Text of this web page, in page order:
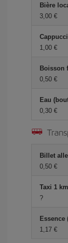
Bière
3,00 €
1,00 €
Boisson
0,50 €
Eau
0,30 €
Billet
0,50 €
Taxi 1
?
Essence
1,17 €